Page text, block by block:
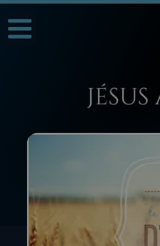
1000 Raisons de
L'actualité de la